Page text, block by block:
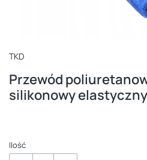
TKD
Przewód
silikonowy elastyczny
Ilość